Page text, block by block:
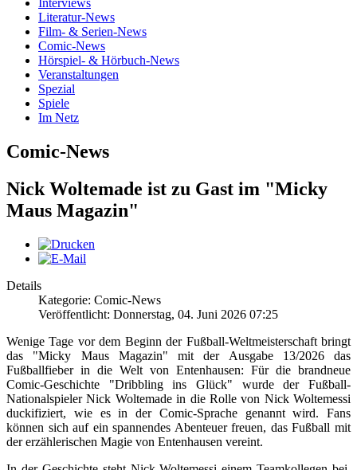
Interviews
Literatur-News
Film- & Serien-News
Comic-News
Hörspiel- & Hörbuch-News
Veranstaltungen
Spezial
Spiele
Im Netz
Comic-News
Nick Woltemade ist zu Gast im "Micky
Maus Magazin"
Details
Kategorie: Comic-News
Veröffentlicht: Donnerstag, 04. Juni 2026 07:25
Wenige Tage vor dem Beginn der Fußball-Weltmeisterschaft bringt
das "Micky Maus Magazin" mit der Ausgabe 13/2026 das
Fußballfieber in die Welt von Entenhausen: Für die brandneue
Comic-Geschichte "Dribbling ins Glück" wurde der Fußball-
Nationalspieler Nick Woltemade in die Rolle von Nick Woltemessi
duckifiziert, wie es in der Comic-Sprache genannt wird. Fans
können sich auf ein spannendes Abenteuer freuen, das Fußball mit
der erzählerischen Magie von Entenhausen vereint.